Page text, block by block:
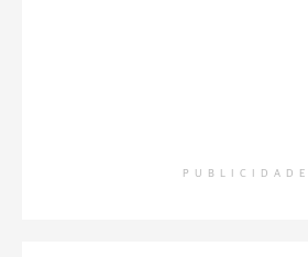
PUBLICIDADE